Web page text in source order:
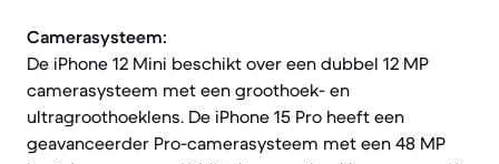
Camerasysteem:
De iPhone 12 Mini beschikt over een dubbel 12 MP
camerasysteem met een groothoek- en
ultragroothoeklens. De iPhone 15 Pro heeft een
geavanceerder Pro-camerasysteem met een 48 MP